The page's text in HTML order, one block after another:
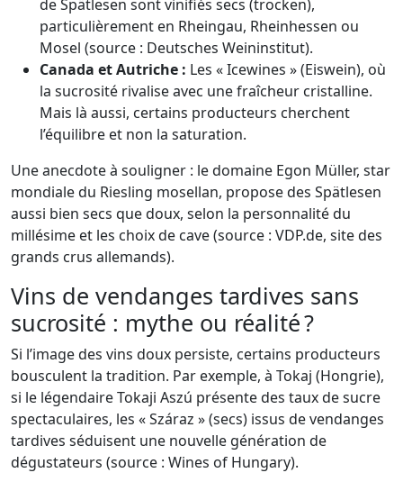
de Spätlesen sont vinifiés secs (trocken),
particulièrement en Rheingau, Rheinhessen ou
Mosel (source : Deutsches Weininstitut).
Canada et Autriche : Les « Icewines » (Eiswein), où
la sucrosité rivalise avec une fraîcheur cristalline.
Mais là aussi, certains producteurs cherchent
l’équilibre et non la saturation.
Une anecdote à souligner : le domaine Egon Müller, star
mondiale du Riesling mosellan, propose des Spätlesen
aussi bien secs que doux, selon la personnalité du
millésime et les choix de cave (source : VDP.de, site des
grands crus allemands).
Vins de vendanges tardives sans
sucrosité : mythe ou réalité ?
Si l’image des vins doux persiste, certains producteurs
bousculent la tradition. Par exemple, à Tokaj (Hongrie),
si le légendaire Tokaji Aszú présente des taux de sucre
spectaculaires, les « Száraz » (secs) issus de vendanges
tardives séduisent une nouvelle génération de
dégustateurs (source : Wines of Hungary).